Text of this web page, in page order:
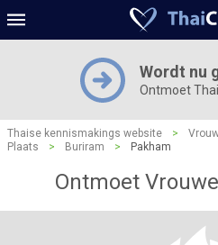
Wordt nu
Ontmoet
Thaise kennismakings website >
Plaats
> Buriram > Pakham
Ontmoet